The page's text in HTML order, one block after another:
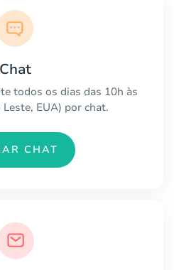
Chat
todos os dias das 10h às
EUA) por chat.
CHAT